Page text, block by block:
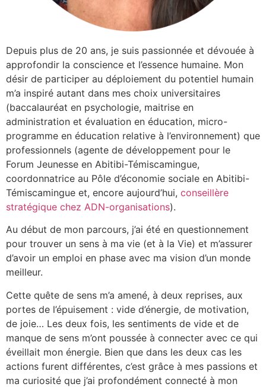
Depuis plus de 20 ans, je suis passionnée et dévouée à
approfondir la conscience et l’essence humaine. Mon
désir de participer au déploiement du potentiel humain
m’a inspiré autant dans mes choix universitaires
(baccalauréat en psychologie, maitrise en
administration et évaluation en éducation, micro-
programme en éducation relative à l’environnement) que
professionnels (agente de développement pour le
Forum Jeunesse en Abitibi-Témiscamingue,
coordonnatrice au Pôle d’économie sociale en Abitibi-
Témiscamingue et, encore aujourd’hui, conseillère
stratégique chez ADN-organisations).
Au début de mon parcours, j’ai été en questionnement
pour trouver un sens à ma vie (et à la Vie) et m’assurer
d’avoir un emploi en phase avec ma vision d’un monde
meilleur.
Cette quête de sens m’a amené, à deux reprises, aux
portes de l’épuisement : vide d’énergie, de motivation,
de joie… Les deux fois, les sentiments de vide et de
manque de sens m’ont poussée à connecter avec ce qui
éveillait mon énergie. Bien que dans les deux cas les
actions furent différentes, c’est grâce à mes passions et
ma curiosité que j’ai profondément connecté à mon